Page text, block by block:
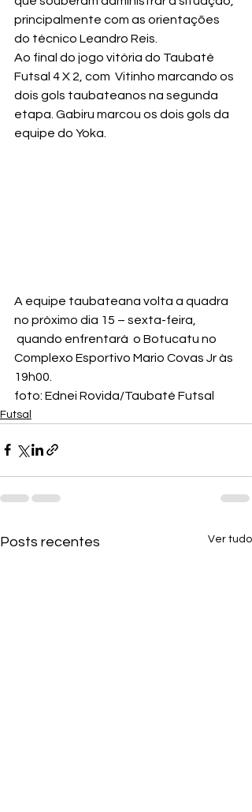
principalmente com as orientações
do técnico Leandro Reis.
Ao final do jogo vitória do Taubaté
Futsal 4 X 2, com  Vitinho marcando os
dois gols taubateanos na segunda
etapa. Gabiru marcou os dois gols da
equipe do Yoka.
A equipe taubateana volta a quadra
no próximo dia 15 – sexta-feira,
quando enfrentará  o Botucatu no
Complexo Esportivo Mario Covas Jr às
19h00.
foto: Ednei Rovida/Taubaté Futsal
Futsal
Posts recentes Ver tudo